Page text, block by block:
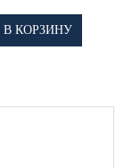
воздействию
сред.
В КОРЗИНУ